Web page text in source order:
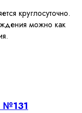
круглосуточно.
можно как
№131